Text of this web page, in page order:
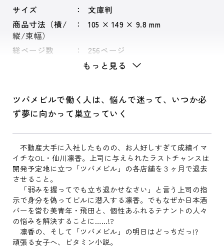
サイズ
文庫判
商品寸法（横/
縦/束幅）
105 × 149 × 9.8 mm
総ページ数 256ページ
もっと見る
ツバメビルで働く人は、悩んで迷って、いつか必
ず夢に向かって巣立っていく
不動産大手に入社したものの、お人好しすぎて成績イマ
イチなOL・仙川凛香。上司に与えられたラストチャンスは
開発予定地に立つ「ツバメビル」の各店舗を３ヶ月で退去
させること。
「弱みを握ってでも立ち退かせなさい」と言う上司の指
示で身分を偽ってビルに潜入する凛香。でもなぜか日本酒
バーを営む美青年・飛田と、個性あふれるテナントの人々
の悩みを解決することに……!?
凛香の、そして「ツバメビル」の明日はどっちだっ!?
頑張る女子へ、ビタミン小説。